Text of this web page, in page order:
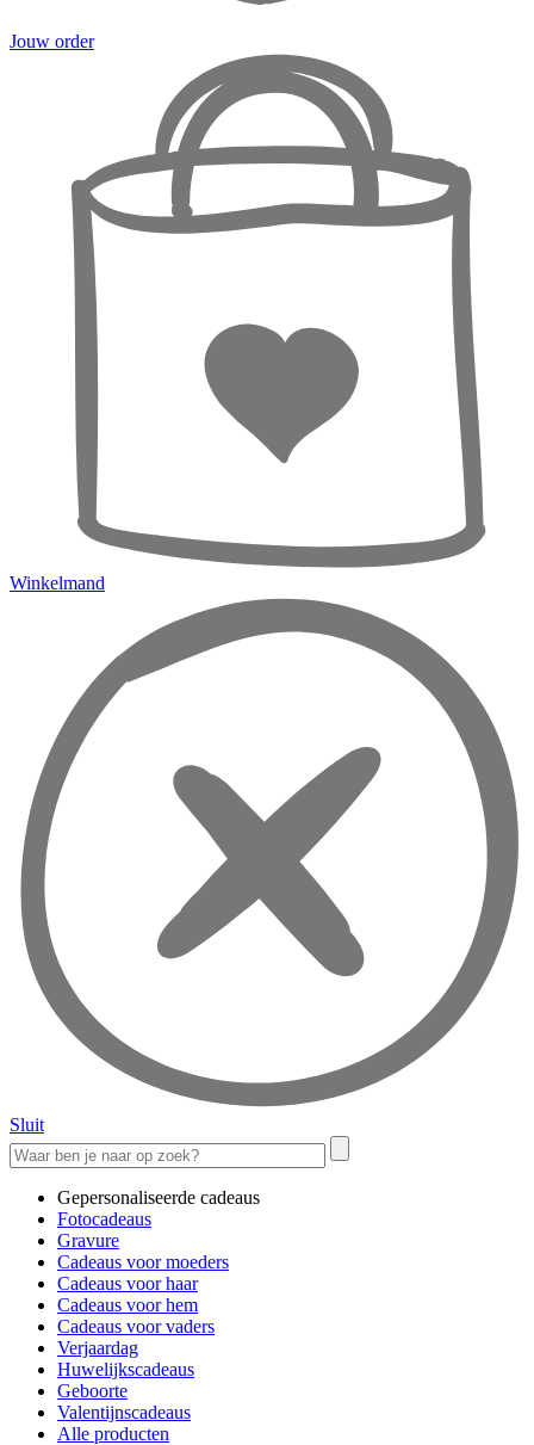
Jouw order
Winkelmand
Sluit
Gepersonaliseerde cadeaus
Fotocadeaus
Gravure
Cadeaus voor moeders
Cadeaus voor haar
Cadeaus voor hem
Cadeaus voor vaders
Verjaardag
Huwelijkscadeaus
Geboorte
Valentijnscadeaus
Alle producten